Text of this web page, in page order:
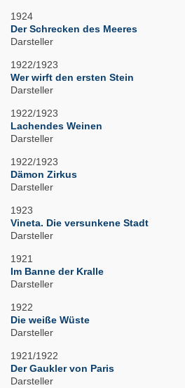
1924
Der Schrecken des Meeres
Darsteller
1922/1923
Wer wirft den ersten Stein
Darsteller
1922/1923
Lachendes Weinen
Darsteller
1922/1923
Dämon Zirkus
Darsteller
1923
Vineta. Die versunkene Stadt
Darsteller
1921
Im Banne der Kralle
Darsteller
1922
Die weiße Wüste
Darsteller
1921/1922
Der Gaukler von Paris
Darsteller